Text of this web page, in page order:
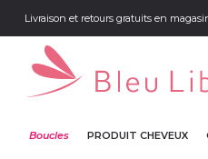
Livraison et retours gratuits en
Boucles PRODUIT CHEVEUX